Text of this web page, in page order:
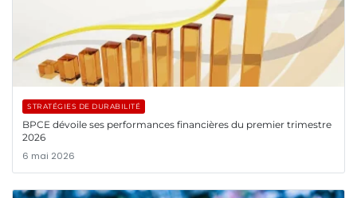
STRATÉGIES DE DURABILITÉ
BPCE dévoile ses performances financières du premier trimestre
2026
6 mai 2026